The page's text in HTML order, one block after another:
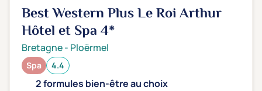
Best Western Plus Le Roi Arthur
Hôtel et Spa4*
Bretagne- Ploërmel
Spa 4.4
2 formules bien-être au choix